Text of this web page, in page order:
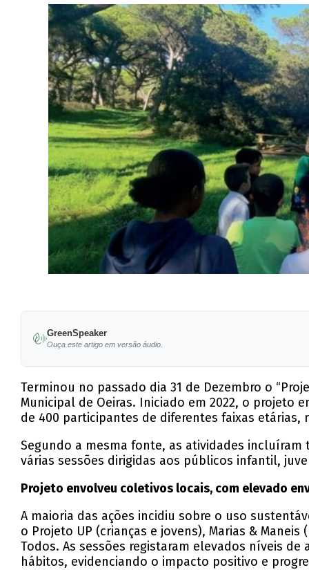
GreenSpeaker
Ouça este artigo em versão áudio.
Terminou no passado dia 31 de Dezembro o
Municipal de Oeiras. Iniciado em 2022, o projeto
de 400 participantes de diferentes faixas
Segundo a mesma fonte, as atividades
várias sessões dirigidas aos públicos infantil,
Projeto envolveu coletivos locais, com elevado
A maioria das ações incidiu sobre o uso
o Projeto UP (crianças e jovens), Marias &
Todos. As sessões registaram elevados níveis
hábitos, evidenciando o impacto positivo e